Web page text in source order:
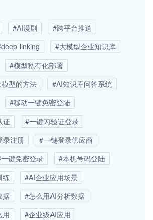
#AI漫剧
#跨平台推送
linking
#大模型企业知识库
#模型私有化部署
型的方法
#AI知识库问答系统
#移动一键免密登陆
证
#一键闪验证登录
录注册
#一键登录供应商
键免密登录
#本机号码登陆
练
#AI企业应用场景
据
#怎么用AI分析数据
用
#企业级AI应用